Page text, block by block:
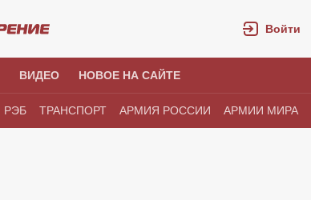
Войти
ВИДЕО НОВОЕ НА САЙТЕ
РЭБ ТРАНСПОРТ АРМИЯ РОССИИ АРМИИ МИРА